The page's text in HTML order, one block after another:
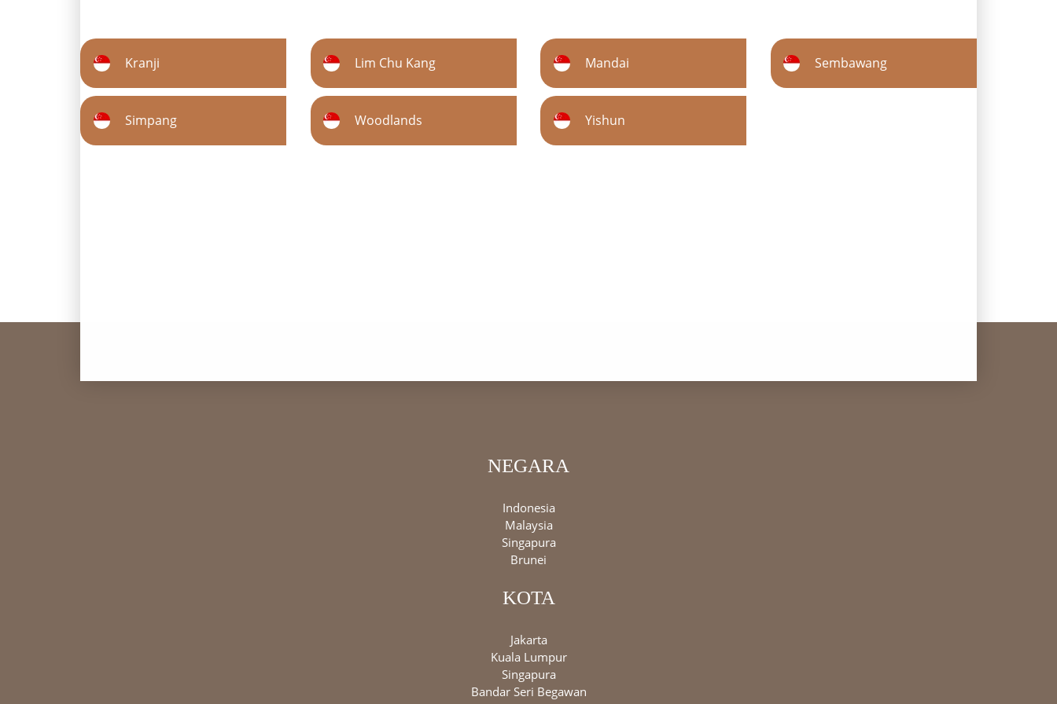
Kranji Lim Chu Kang Mandai Sembawang
Simpang Woodlands Yishun
NEGARA
Indonesia
Malaysia
Singapura
Brunei
KOTA
Jakarta
Kuala Lumpur
Singapura
Bandar Seri Begawan